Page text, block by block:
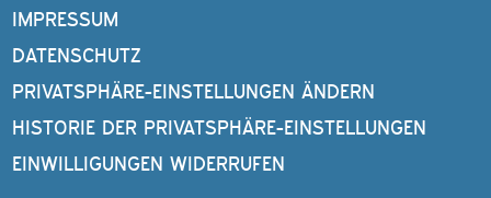
IMPRESSUM
DATENSCHUTZ
PRIVATSPHÄRE-EINSTELLUNGEN ÄNDERN
HISTORIE DER PRIVATSPHÄRE-EINSTELLUNGEN
EINWILLIGUNGEN WIDERRUFEN